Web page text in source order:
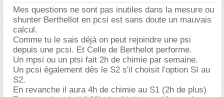
Mes questions ne sont pas inutiles dans la mesure ou
shunter Berthellot en pcsi est sans doute un mauvais
calcul.
Comme tu le sais déjà on peut rejoindre une psi
depuis une pcsi. Et Celle de Berthelot performe.
Un mpsi ou un ptsi fait 2h de chimie par semaine.
Un pcsi également dès le S2 s'il choisit l'option SI au
S2.
En revanche il aura 4h de chimie au S1 (2h de plus)